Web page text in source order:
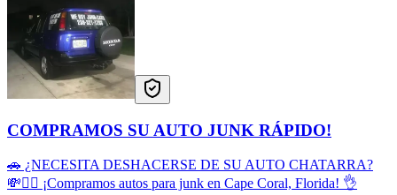
COMPRAMOS SU AUTO JUNK RÁPIDO!
🚗 ¿NECESITA DESHACERSE DE SU AUTO CHATARRA?
💸🙋‍♂️ ¡Compramos autos para junk en Cape Coral, Florida! 👌